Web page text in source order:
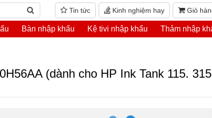
Tin tức Kinh nghiệm hay Giỏ
Bàn nhập khẩu Kệ tivi nhập khẩu Thảm nhập
(dành cho HP Ink Tank 115.